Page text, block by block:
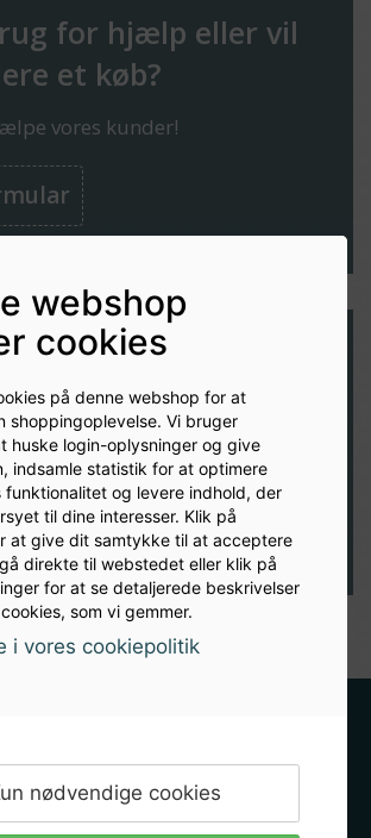
webshop
cookies
på denne webshop for at
shoppingoplevelse. Vi bruger
huske login-oplysninger og give
indsamle statistik for at optimere
og levere indhold, der
til dine interesser. Klik på
at give dit samtykke til at acceptere
direkte til webstedet eller klik på
for at se detaljerede beskrivelser
som vi gemmer.
i vores cookiepolitik
nødvendige cookies
for hjælp eller vil
et køb?
vores kunder!
og inspiration
indbakke
TILMELD
mærket netbutik som dagligt